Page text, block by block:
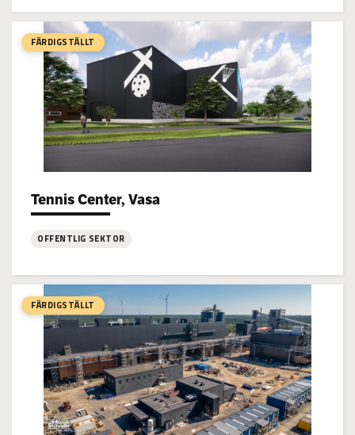
Kovjoki
Vattenreningsverk,
Nykarleby
FÄRDIGSTÄLLT
Tennis Center, Vasa
Project types:
OFFENTLIG SEKTOR
Tennis
Center,
Vasa
FÄRDIGSTÄLLT